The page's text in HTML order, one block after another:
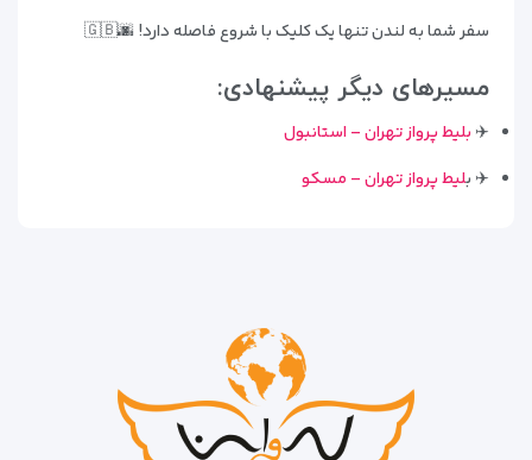
سفر شما به لندن تنها یک کلیک با شروع فاصله دارد! 🌆🇬🇧
مسیرهای دیگر پیشنهادی:
✈️ بلیط پرواز تهران – استانبول
✈️ بلیط پرواز تهران – مسکو